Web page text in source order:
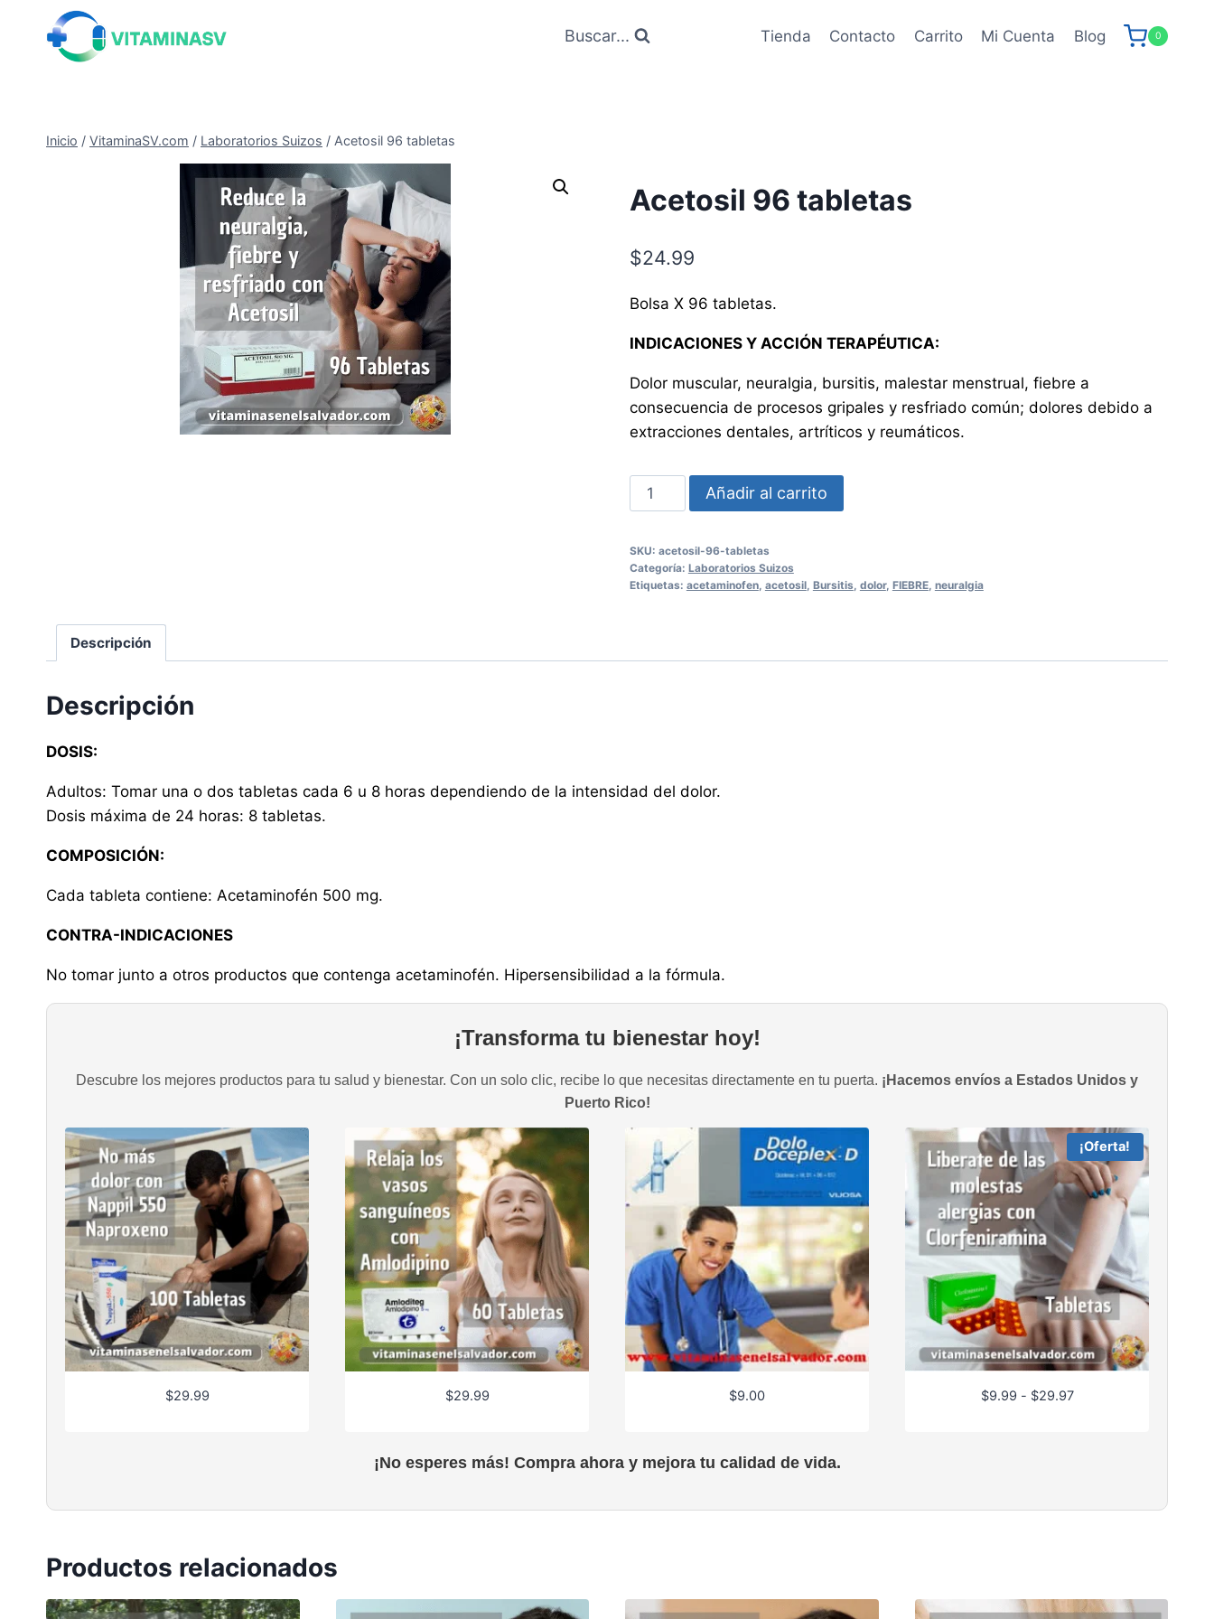
contenido
Buscar... Tienda Contacto Carrito Mi Cuenta Blog 0
Inicio / VitaminaSV.com / Laboratorios Suizos / Acetosil 96 tabletas
Acetosil 96 tabletas
$24.99
Bolsa X 96 tabletas.
INDICACIONES Y ACCIÓN TERAPÉUTICA:
Dolor muscular, neuralgia, bursitis, malestar menstrual, fiebre a
consecuencia de procesos gripales y resfriado común; dolores debido a
extracciones dentales, artríticos y reumáticos.
Acetosil
96
cantidad
Añadir al carrito
SKU: acetosil-96-tabletas
Categoría: Laboratorios Suizos
Etiquetas: acetaminofen, acetosil, Bursitis dolor, FIEBRE, neuralgia
Descripción
Descripción
DOSIS:
Adultos: Tomar una o dos tabletas cada 6 u 8 horas dependiendo de la intensidad del dolor.
Dosis máxima de 24 horas: 8 tabletas.
COMPOSICIÓN:
Cada tableta contiene: Acetaminofén 500 mg.
CONTRA-INDICACIONES
No tomar junto a otros productos que contenga acetaminofén. Hipersensibilidad a la fórmula.
¡Transforma tu bienestar hoy!
Descubre los mejores productos para tu salud y bienestar. Con un solo clic, recibe lo que necesitas directamente en tu puerta. ¡Hacemos envíos a Estados Unidos y
Puerto Rico!
$29.99 $29.99 $9.00
¡Oferta!
$9.99 - $29.97R
c
¡No esperes más! Compra ahora y mejora tu calidad de vida.
Productos relacionados